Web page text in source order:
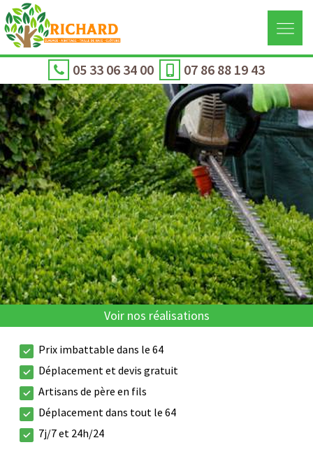
05 33 06 34 00 07 86 88 19 43
Voir nos réalisations
Prix imbattable dans le 64
Déplacement et devis gratuit
Artisans de père en fils
Déplacement dans tout le 64
7j/7 et 24h/24